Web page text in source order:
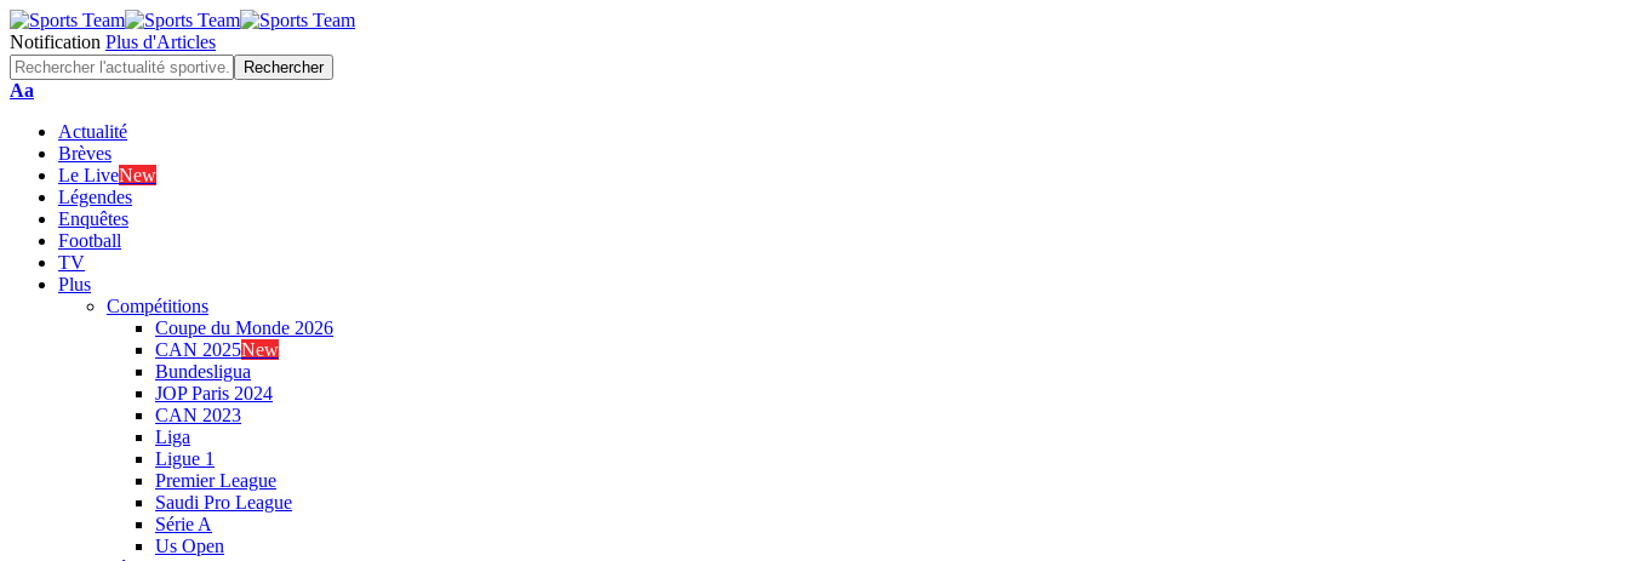
Notification Plus d'Articles
Font
Aa
Actualité
Brèves
Le LiveNew
Légendes
Enquêtes
Football
TV
Plus
Compétitions
Coupe du Monde 2026
CAN 2025New
Bundesligua
JOP Paris 2024
CAN 2023
Liga
Ligue 1
Premier League
Saudi Pro League
Série A
Us Open